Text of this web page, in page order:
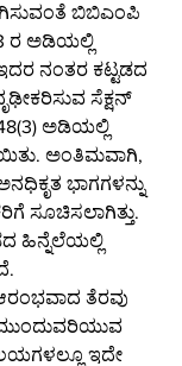
ಬಿಬಿಎಂಪಿ
ರ ಅಡಿಯಲ್ಲಿ
ಸೆಕ್ಷನ್
ಅಡಿಯಲ್ಲಿ
ಭಾಗಗಳನ್ನು
ಸೂಚಿಸಲಾಗಿತ್ತು.
ಹಿನ್ನೆಲೆಯಲ್ಲಿ
ತೆರವು
ಇದೇ